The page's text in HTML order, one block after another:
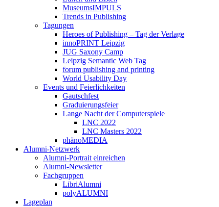
MuseumsIMPULS
Trends in Publishing
Tagungen
Heroes of Publishing – Tag der Verlage
innoPRINT Leipzig
JUG Saxony Camp
Leipzig Semantic Web Tag
forum publishing and printing
World Usability Day
Events und Feierlichkeiten
Gautschfest
Graduierungsfeier
Lange Nacht der Computerspiele
LNC 2022
LNC Masters 2022
phänoMEDIA
Alumni-Netzwerk
Alumni-Portrait einreichen
Alumni-Newsletter
Fachgruppen
LibriAlumni
polyALUMNI
Lageplan